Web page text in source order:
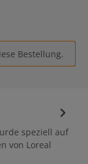
Bestellung.
speziell auf
von Loreal